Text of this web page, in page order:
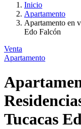
Inicio
Apartamento
Apartamento en
Edo Falcón
Venta
Apartamento
Tucacas